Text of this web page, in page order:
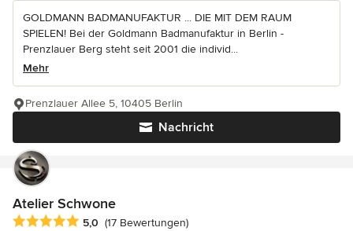
GOLDMANN BADMANUFAKTUR ... DIE MIT DEM RAUM
SPIELEN! Bei der Goldmann Badmanufaktur in Berlin -
Prenzlauer Berg steht seit 2001 die individ...
Mehr
Nachricht
Prenzlauer Allee 5, 10405 Berlin
Atelier Schwone
Durchschnittliche Bewertung: 5 von 5 Sternen
5,0 (17 Bewertungen)